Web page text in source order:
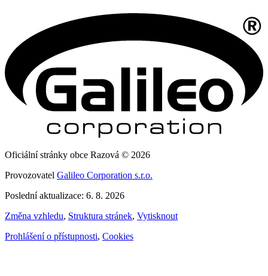
Oficiální stránky obce Razová © 2026
Provozovatel Galileo Corporation s.r.o.
Poslední aktualizace: 6. 8. 2026
Změna vzhledu, Struktura stránek, Vytisknout
Prohlášení o přístupnosti, Cookies